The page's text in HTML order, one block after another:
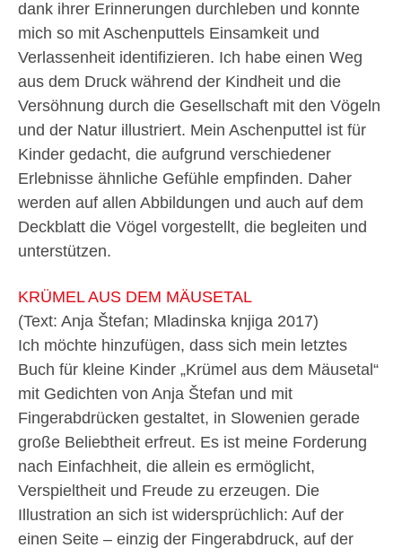
dank ihrer Erinnerungen durchleben und konnte
mich so mit Aschenputtels Einsamkeit und
Verlassenheit identifizieren. Ich habe einen Weg
aus dem Druck während der Kindheit und die
Versöhnung durch die Gesellschaft mit den Vögeln
und der Natur illustriert. Mein Aschenputtel ist für
Kinder gedacht, die aufgrund verschiedener
Erlebnisse ähnliche Gefühle empfinden. Daher
werden auf allen Abbildungen und auch auf dem
Deckblatt die Vögel vorgestellt, die begleiten und
unterstützen.
KRÜMEL AUS DEM MÄUSETAL
(Text: Anja Štefan; Mladinska knjiga 2017)
Ich möchte hinzufügen, dass sich mein letztes
Buch für kleine Kinder „Krümel aus dem Mäusetal“
mit Gedichten von Anja Štefan und mit
Fingerabdrücken gestaltet, in Slowenien gerade
große Beliebtheit erfreut. Es ist meine Forderung
nach Einfachheit, die allein es ermöglicht,
Verspieltheit und Freude zu erzeugen. Die
Illustration an sich ist widersprüchlich: Auf der
einen Seite – einzig der Fingerabdruck, auf der